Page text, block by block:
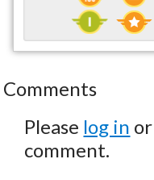
Comments
Please log in or
comment.